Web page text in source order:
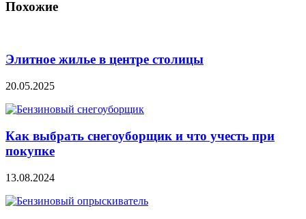
Похожие
Элитное жилье в центре столицы
20.05.2025
Как выбрать снегоуборщик и что учесть при
покупке
13.08.2024